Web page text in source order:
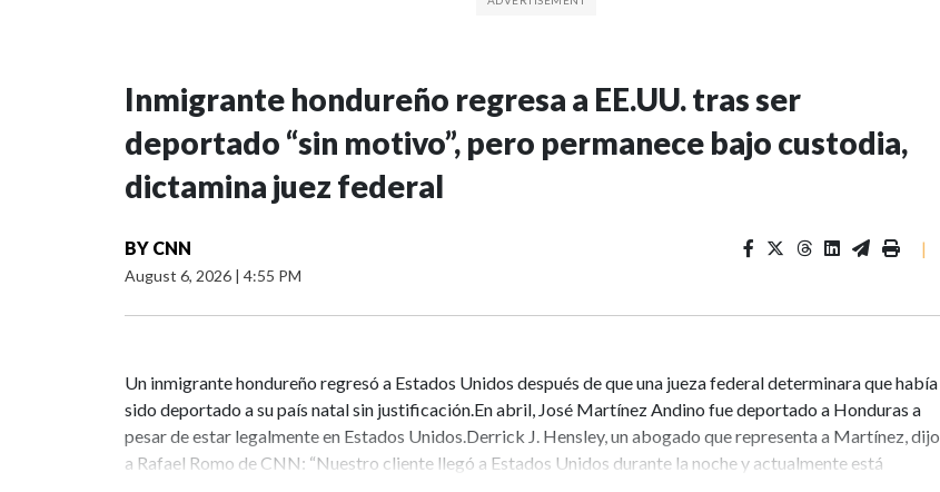
Inmigrante hondureño regresa a EE.UU. tras ser
deportado “sin motivo”, pero permanece bajo custodia,
dictamina juez federal
BY CNN
August 6, 2026 | 4:55 PM
|
Un inmigrante hondureño regresó a Estados Unidos después de que una jueza federal determinara que había
sido deportado a su país natal sin justificación.En abril, José Martínez Andino fue deportado a Honduras a
pesar de estar legalmente en Estados Unidos.Derrick J. Hensley, un abogado que representa a Martínez, dijo
a Rafael Romo de CNN: “Nuestro cliente llegó a Estados Unidos durante la noche y actualmente está